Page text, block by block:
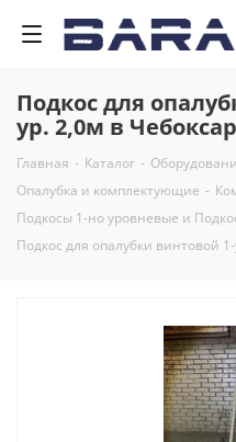
Подкос для
ур. 2,0м в
Главная - Каталог -
Опалубка и комплектующие -
Подкосы 1-но уровневые и
Подкос для опалубки винтовой